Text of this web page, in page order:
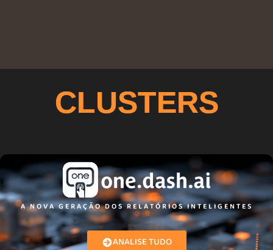
CLUSTERS
A NOVA GERAÇÃO DOS RELATÓRIOS INTELIGENTES
ANALISE TUDO